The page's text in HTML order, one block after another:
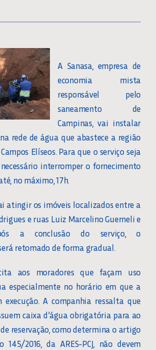
A Sanasa, empresa de
economia mista
responsável pelo
saneamento de
Campinas, vai instalar
rede de água que abastece a região
Elíseos. Para que o serviço seja
interromper o fornecimento
no máximo, 17h.
atingir os imóveis localizados entre a
e ruas Luiz Marcelino Guerneli e
a conclusão do serviço, o
retomado de forma gradual.
aos moradores que façam uso
especialmente no horário em que a
A companhia ressalta que
caixa d’água obrigatória para ao
reservação, como determina o artigo
145/2016, da ARES-PCJ, não devem